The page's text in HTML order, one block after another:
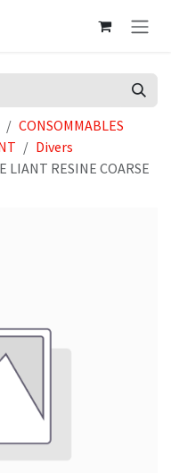
CONSOMMABLES
Divers
LIANT RESINE COARSE